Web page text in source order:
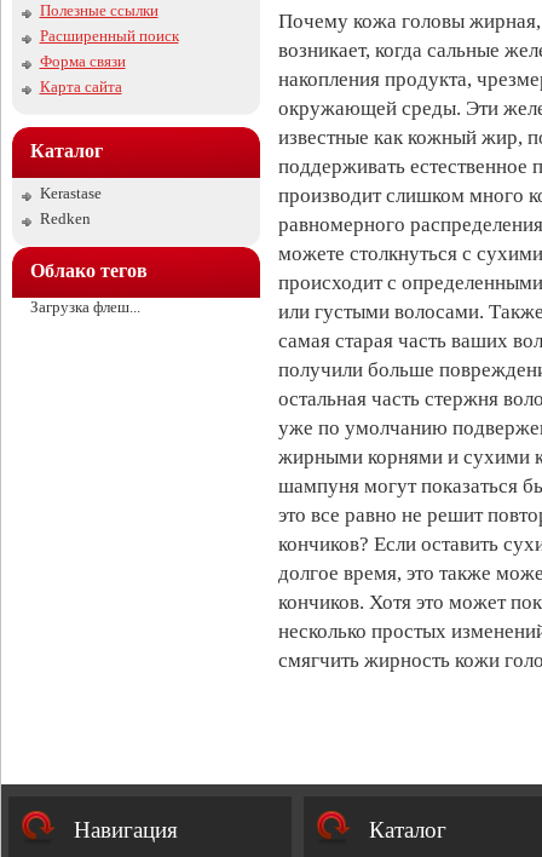
Полезные ссылки
Расширенный поиск
Форма связи
Карта сайта
Каталог
Kerastase
Redken
Облако тегов
Загрузка флеш...
Почему кожа головы
возникает, когда сальные
накопления продукта,
окружающей среды. Эти
известные как кожный жир,
поддерживать естественное
производит слишком много
равномерного
можете столкнуться с
происходит с
или густыми волосами.
самая старая часть ваших
получили больше
остальная часть стержня
уже по умолчанию
жирными корнями и сухими
шампуня могут показаться
это все равно не решит
кончиков? Если оставить
долгое время, это также
кончиков. Хотя это может
несколько простых
смягчить жирность кожи
Навигация Каталог